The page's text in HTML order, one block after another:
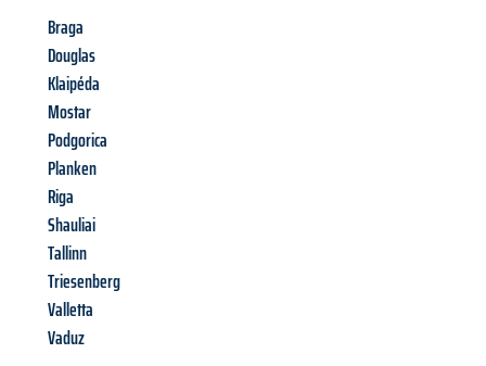
Braga
Douglas
Klaipéda
Mostar
Podgorica
Planken
Riga
Shauliai
Tallinn
Triesenberg
Valletta
Vaduz